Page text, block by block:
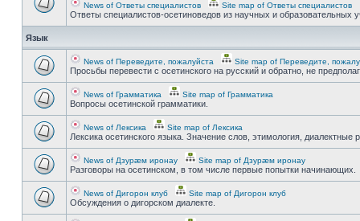
News of Ответы специалистов Site map of Ответы специалистов
Ответы специалистов-осетиноведов из научных и
Язык
News of Переведите, пожалуйста Site map of Переведите,
Просьбы перевести с осетинского на русский и обратно, не
News of Грамматика Site map of Грамматика
Вопросы осетинской грамматики.
News of Лексика Site map of Лексика
Лексика осетинского языка. Значение слов, этимология, диалектные
News of Дзурæм иронау Site map of Дзурæм иронау
Разговоры на осетинском, в том числе первые попытки начинающих.
News of Дигорон клуб Site map of Дигорон клуб
Обсуждения о дигорском диалекте.